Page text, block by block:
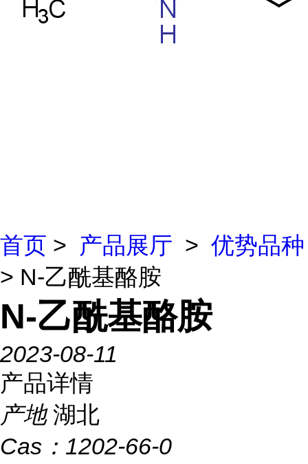
首页 > 产品展厅 > 优势品种
> N-乙酰基酪胺
N-乙酰基酪胺
2023-08-11
产品详情
产地 湖北
Cas： 1202-66-0